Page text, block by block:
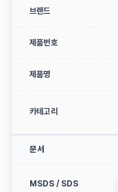
브랜드
제품번호
제품명
카테고리
문서
MSDS / SDS